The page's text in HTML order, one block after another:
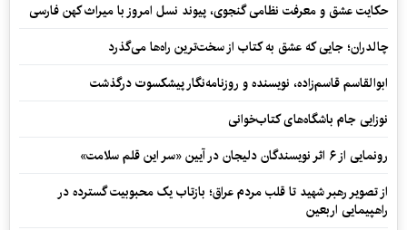
حکایت عشق و معرفت نظامی گنجوی، پیوند نسل امروز با میراث کهن فارسی
چالدران؛ جایی که عشق به کتاب از سخت‌ترین راه‌ها می‌گذرد
ابوالقاسم قاسم‌زاده، نویسنده و روزنامه‌نگار پیشکسوت درگذشت
نوزایی جام باشگاه‌های کتاب‌خوانی
رونمایی از ۶ اثر نویسندگان دلیجان در آیین «سر این قلم سلامت»
از تصویر رهبر شهید تا قلب مردم عراق؛ بازتاب یک محبوبیت گسترده در
راهپیمایی اربعین